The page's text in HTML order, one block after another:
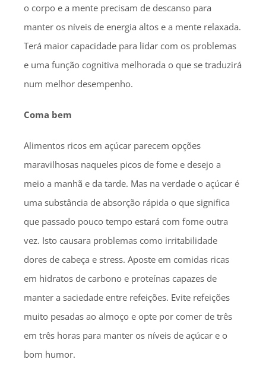
o corpo e a mente precisam de descanso para
manter os níveis de energia altos e a mente relaxada.
Terá maior capacidade para lidar com os problemas
e uma função cognitiva melhorada o que se traduzirá
num melhor desempenho.
Coma bem
Alimentos ricos em açúcar parecem opções
maravilhosas naqueles picos de fome e desejo a
meio a manhã e da tarde. Mas na verdade o açúcar é
uma substância de absorção rápida o que significa
que passado pouco tempo estará com fome outra
vez. Isto causara problemas como irritabilidade
dores de cabeça e stress. Aposte em comidas ricas
em hidratos de carbono e proteínas capazes de
manter a saciedade entre refeições. Evite refeições
muito pesadas ao almoço e opte por comer de três
em três horas para manter os níveis de açúcar e o
bom humor.